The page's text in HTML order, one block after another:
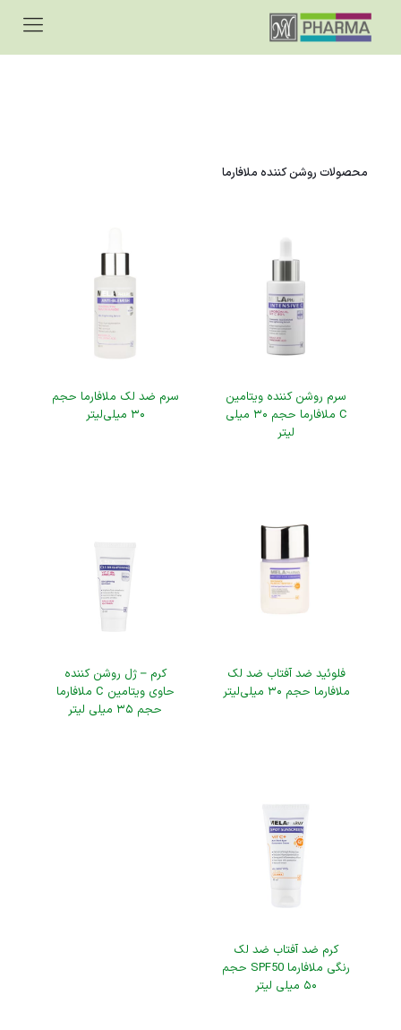
محصولات روشن کننده ملافارما
سرم روشن کننده ویتامین
C ملافارما حجم ۳۰ میلی
لیتر
سرم ضد لک ملافارما حجم
۳۰ میلی‌لیتر
فلوئید ضد آفتاب ضد لک
ملافارما حجم ۳۰ میلی‌لیتر
کرم – ژل روشن کننده
حاوی ویتامین C ملافارما
حجم ۳۵ میلی لیتر
کرم ضد آفتاب ضد لک
رنگی ملافارما SPF50 حجم
۵۰ میلی لیتر